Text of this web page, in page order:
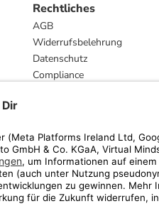
Rechtliches
AGB
Widerrufsbelehrung
Datenschutz
Compliance